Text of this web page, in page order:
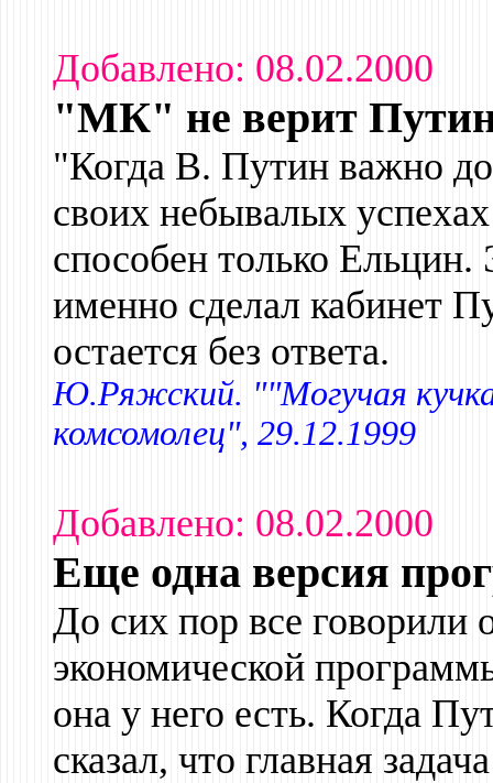
Добавлено: 08.02.2000
"МК" не верит
"Когда В. Путин важно
своих небывалых
способен только
именно сделал кабинет
остается без ответа.
Ю.Ряжский. ""Могучая
комсомолец", 29.12.1999
Добавлено: 08.02.2000
Еще одна версия
До сих пор все говорили
экономической
она у него есть. Когда
сказал, что главная